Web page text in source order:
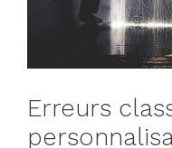
Erreurs